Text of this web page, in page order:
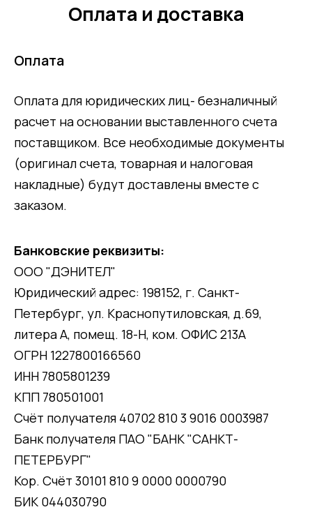
Оплата и доставка
Оплата
Оплата для юридических лиц- безналичный
расчет на основании выставленного счета
поставщиком. Все необходимые документы
(оригинал счета, товарная и налоговая
накладные) будут доставлены вместе с
заказом.
Банковские реквизиты:
ООО "ДЭНИТЕЛ"
Юридический адрес: 198152, г. Санкт-
Петербург, ул. Краснопутиловская, д.69,
литера А, помещ. 18-Н, ком. ОФИС 213А
ОГРН 1227800166560
ИНН 7805801239
КПП 780501001
Счёт получателя 40702 810 3 9016 0003987
Банк получателя ПАО "БАНК "САНКТ-
ПЕТЕРБУРГ"
Кор. Счёт 30101 810 9 0000 0000790
БИК 044030790